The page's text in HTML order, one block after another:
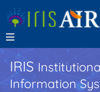
IRIS
Information